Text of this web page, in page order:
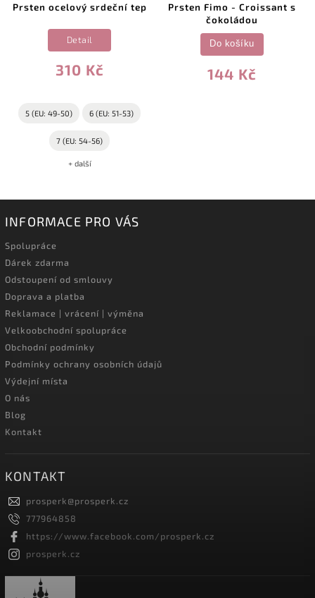
Prsten ocelový srdeční tep
310 Kč
Detail
5 (EU: 49-50) 6 (EU: 51-53)
7 (EU: 54-56)
+ další
Prsten Fimo - Croissant s
čokoládou
144 Kč
Do košíku
INFORMACE PRO VÁS
Spolupráce
Dárek zdarma
Odstoupení od smlouvy
Doprava a platba
Reklamace | vrácení | výměna
Velkoobchodní spolupráce
Obchodní podmínky
Podmínky ochrany osobních údajů
Výdejní místa
O nás
Blog
Kontakt
KONTAKT
prosperk@prosperk.cz
777964858
https://www.facebook.com/prosperk.cz
prosperk.cz